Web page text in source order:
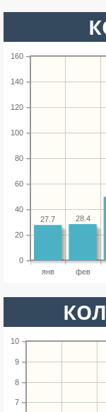
янв фев
0
20
40
60
80
100
120
140
160
28.4
27.7
7
8
9
10